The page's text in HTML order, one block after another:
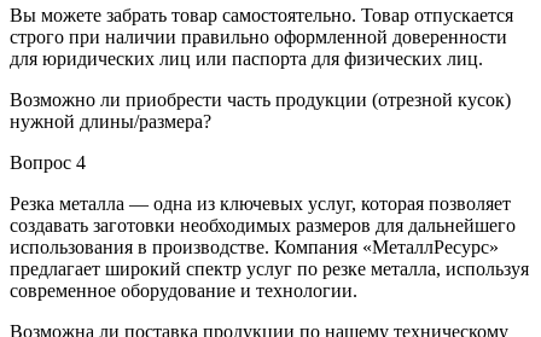
Вы можете забрать товар самостоятельно. Товар отпускается
строго при наличии правильно оформленной доверенности
для юридических лиц или паспорта для физических лиц.
Возможно ли приобрести часть продукции (отрезной кусок)
нужной длины/размера?
Вопрос 4
Резка металла — одна из ключевых услуг, которая позволяет
создавать заготовки необходимых размеров для дальнейшего
использования в производстве. Компания «МеталлРесурс»
предлагает широкий спектр услуг по резке металла, используя
современное оборудование и технологии.
Возможна ли поставка продукции по нашему техническому